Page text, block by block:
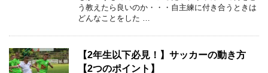
う教えたら良いのか・・・自主練に付き合うときは
どんなことをした …
【2年生以下必見！】サッカーの動き方
【2つのポイント】